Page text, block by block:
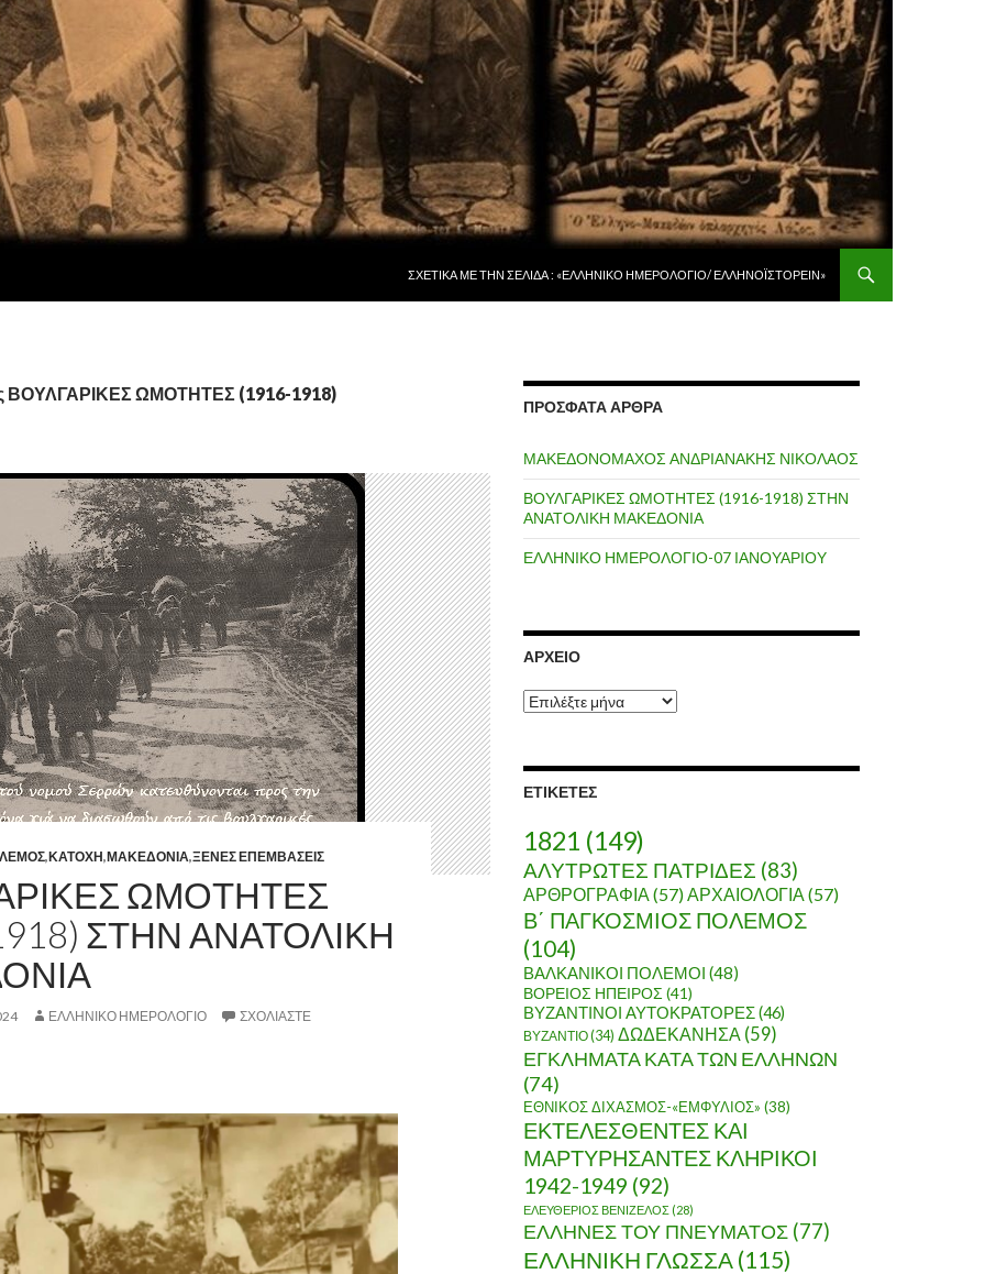
ΣΧΕΤΙΚᾺ ΜῈ ΤῊΝ ΣΕΛΊΔΑ : «ἙΛΛΗΝΙΚῸ ἩΜΕΡΟΛΌΓΙΟ/ ἙΛΛΗΝΟΪΣΤΟΡΕΙ͂Ν»
ΒΟΥΛΓΑΡΙΚΕΣ ΩΜΟΤΗΤΕΣ (1916-1918)
,ΚΑΤΟΧΗ,ΜΑΚΕΔΟΝΙΑ,ΞΕΝΕΣ ΕΠΕΜΒΑΣΕΙΣ
ΩΜΟΤΗΤΕΣ
ΣΤΗΝ ΑΝΑΤΟΛΙΚΗ
ΕΛΛΗΝΙΚΟ ΗΜΕΡΟΛΟΓΙΟ ΣΧΟΛΙΆΣΤΕ
ΠΡΌΣΦΑΤΑ ΆΡΘΡΑ
ΜΑΚΕΔΟΝΟΜΑΧΟΣ ΑΝΔΡΙΑΝΑΚΗΣ ΝΙΚΟΛΑΟΣ
ΒΟΥΛΓΑΡΙΚΕΣ ΩΜΟΤΗΤΕΣ (1916-1918) ΣΤΗΝ
ΑΝΑΤΟΛΙΚΗ ΜΑΚΕΔΟΝΙΑ
ΕΛΛΗΝΙΚΟ ΗΜΕΡΟΛΟΓΙΟ-07 ΙΑΝΟΥΑΡΙΟΥ
ΑΡΧΕΊΟ
Α
ρ
ο
ΕΤΙΚΈΤΕΣ
1821 (149)
ΑΛΥΤΡΩΤΕΣ ΠΑΤΡΙΔΕΣ (83)
ΑΡΘΡΟΓΡΑΦΙΑ(57)ΑΡΧΑΙΟΛΟΓΙΑ(57)
Β΄ ΠΑΓΚΟΣΜΙΟΣ ΠΟΛΕΜΟΣ
(104)
ΒΑΛΚΑΝΙΚΟΙ ΠΟΛΕΜΟΙ (48)
ΒΟΡΕΙΟΣ ΗΠΕΙΡΟΣ (41)
ΒΥΖΑΝΤΙΝΟΙ ΑΥΤΟΚΡΑΤΟΡΕΣ(46)
ΒΥΖΑΝΤΙΟ(34) ΔΩΔΕΚΑΝΗΣΑ (59)
ΕΓΚΛΗΜΑΤΑ ΚΑΤΑ ΤΩΝ ΕΛΛΗΝΩΝ
(74)
ΕΘΝΙΚΟΣ ΔΙΧΑΣΜΟΣ-«ΕΜΦΥΛΙΟΣ» (38)
ΕΚΤΕΛΕΣΘΕΝΤΕΣ ΚΑΙ
ΜΑΡΤΥΡΗΣΑΝΤΕΣ ΚΛΗΡΙΚΟΙ
1942-1949 (92)
ΕΛΕΥΘΕΡΙΟΣ ΒΕΝΙΖΕΛΟΣ (28)
ΕΛΛΗΝΕΣ ΤΟΥ ΠΝΕΥΜΑΤΟΣ (77)
ΕΛΛΗΝΙΚΗ ΓΛΩΣΣΑ (115)